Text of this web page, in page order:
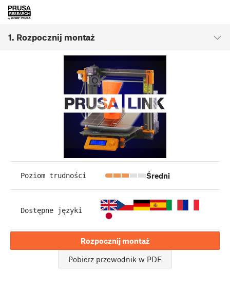
1. Rozpocznij montaż
Poziom trudności Średni
Dostępne języki
Rozpocznij montaż
Pobierz przewodnik w PDF